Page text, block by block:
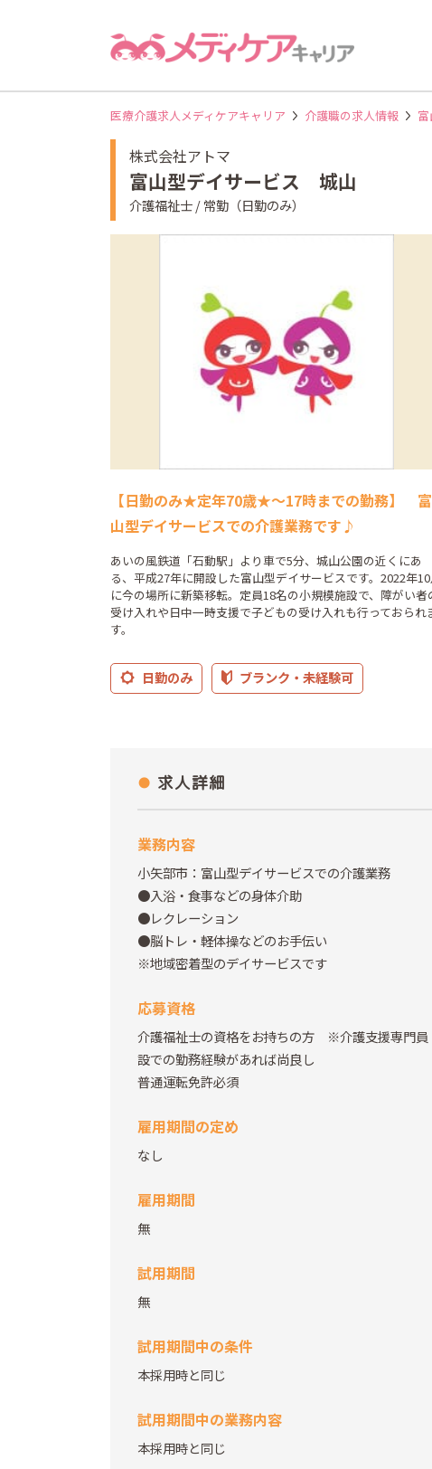
医療介護求人メディケアキャリア 介護職の求人情報
株式会社アトマ
富山型デイサービス 城山
介護福祉士 / 常勤（日勤のみ）
【日勤のみ★定年70歳★～17時までの勤務】 富
山型デイサービスでの介護業務です♪
あいの風鉄道「石動駅」より車で5分、城山公園の近くにあ
る、平成27年に開設した富山型デイサービスです。2022年10
に今の場所に新築移転。定員18名の小規模施設で、障がい者
受け入れや日中一時支援で子どもの受け入れも行っておられ
す。
日勤のみ ブランク・未経験可
求人詳細
業務内容
小矢部市：富山型デイサービスでの介護業務
●入浴・食事などの身体介助
●レクレーション
●脳トレ・軽体操などのお手伝い
※地域密着型のデイサービスです
応募資格
介護福祉士の資格をお持ちの方 ※介護支援専門
設での勤務経験があれば尚良し
普通運転免許必須
雇用期間の定め
なし
雇用期間
無
試用期間
無
試用期間中の条件
本採用時と同じ
試用期間中の業務内容
本採用時と同じ